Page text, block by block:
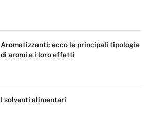
Aromatizzanti: ecco le principali tipologie
di aromi e i loro effetti
I solventi alimentari